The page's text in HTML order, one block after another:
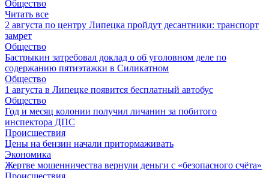
Общество
Читать все
2 августа по центру Липецка пройдут десантники: транспорт
замрет
Общество
Бастрыкин затребовал доклад о об уголовном деле по
содержанию пятиэтажки в Силикатном
Общество
1 августа в Липецке появится бесплатный автобус
Общество
Год и месяц колонии получил личанин за побитого
инспектора ДПС
Происшествия
Цены на бензин начали притормаживать
Экономика
Жертве мошенничества вернули деньги с «безопасного счёта»
Происшествия